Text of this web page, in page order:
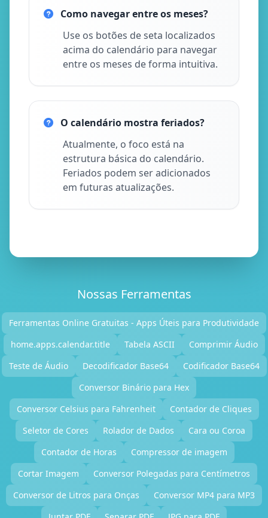
Como navegar entre os meses?
Use os botões de seta localizados
acima do calendário para navegar
entre os meses de forma intuitiva.
O calendário mostra feriados?
Atualmente, o foco está na
estrutura básica do calendário.
Feriados podem ser adicionados
em futuras atualizações.
Nossas Ferramentas
Ferramentas Online Gratuitas - Apps Úteis para Produtividade
home.apps.calendar.title
Tabela ASCII
Comprimir Áudio
Teste de Áudio
Decodificador Base64
Codificador Base64
Conversor Binário para Hex
Conversor Celsius para Fahrenheit
Contador de Cliques
Seletor de Cores
Rolador de Dados
Cara ou Coroa
Contador de Horas
Compressor de imagem
Cortar Imagem
Conversor Polegadas para Centímetros
Conversor de Litros para Onças
Conversor MP4 para MP3